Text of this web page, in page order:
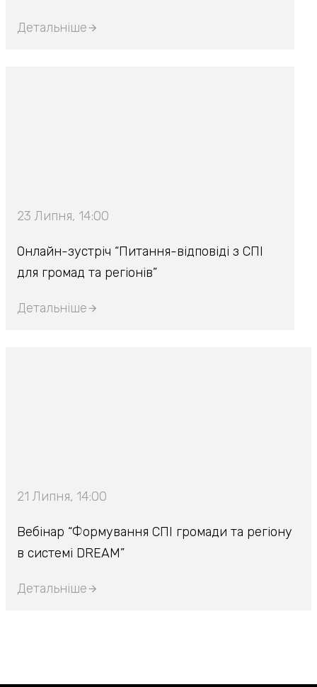
Детальніше
23 Липня, 14:00
Онлайн-зустріч “Питання-відповіді з СПІ
для громад та регіонів”
Детальніше
21 Липня, 14:00
Вебінар “Формування СПІ громади та регіону
в системі DREAM”
Детальніше